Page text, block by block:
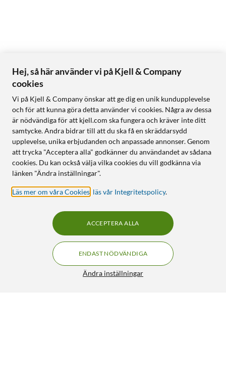
Hej, så här använder vi på Kjell & Company
cookies
Vi på Kjell & Company önskar att ge dig en unik kundupplevelse
och för att kunna göra detta använder vi cookies. Några av dessa
är nödvändiga för att kjell.com ska fungera och kräver inte ditt
samtycke. Andra bidrar till att du ska få en skräddarsydd
upplevelse, unika erbjudanden och anpassade annonser. Genom
att trycka "Acceptera alla" godkänner du användandet av sådana
cookies. Du kan också välja vilka cookies du vill godkänna via
länken "Ändra inställningar".
Läs mer om våra Cookies läs vår Integritetspolicy.
Ändra inställningar
ENDAST NÖDVÄNDIGA
ACCEPTERA ALLA